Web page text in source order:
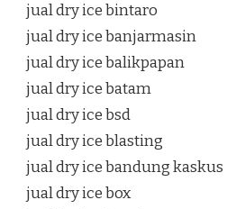
jual dry ice bintaro
jual dry ice banjarmasin
jual dry ice balikpapan
jual dry ice batam
jual dry ice bsd
jual dry ice blasting
jual dry ice bandung kaskus
jual dry ice box